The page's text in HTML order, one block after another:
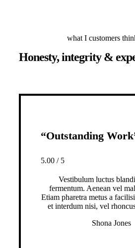
what I customers
Honesty, integrity &
“Outstanding
5.00 / 5
Vestibulum luctus
fermentum. Aenean vel
Etiam pharetra metus a
et interdum nisi, vel
Shona Jones